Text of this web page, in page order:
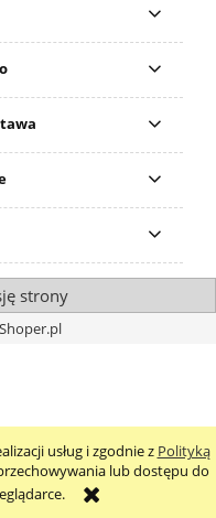
usług i zgodnie z Polityką
lub dostępu do
strony